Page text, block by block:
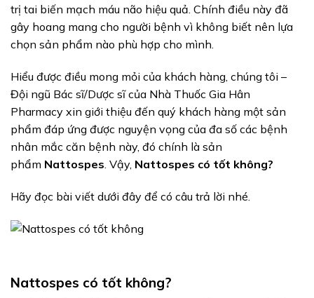
trị tai biến mạch máu não hiệu quả. Chính điều này đã
gây hoang mang cho người bệnh vì không biết nên lựa
chọn sản phẩm nào phù hợp cho mình.
Hiểu được điều mong mỏi của khách hàng, chúng tôi –
Đội ngũ Bác sĩ/Dược sĩ của Nhà Thuốc Gia Hân
Pharmacy xin giới thiệu đến quý khách hàng một sản
phẩm đáp ứng được nguyện vọng của đa số các bệnh
nhân mắc căn bệnh này, đó chính là sản
phẩm Nattospes . Vậy, Nattospes có tốt không?
Hãy đọc bài viết dưới đây để có câu trả lời nhé.
Nattospes có tốt không?